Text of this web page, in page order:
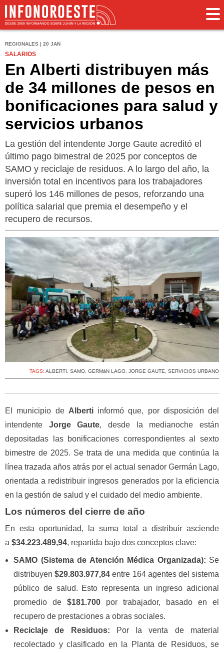
REGIONALES | 20 JAN
SALARIOS
En Alberti distribuyen más
de 34 millones de pesos en
bonificaciones para salud y
servicios urbanos
La gestión del intendente Jorge Gaute acreditó el
último pago bimestral de 2025 por conceptos de
SAMO y reciclaje de residuos. A lo largo del año, la
inversión total en incentivos para los trabajadores
superó los 146 millones de pesos, reforzando una
política salarial que premia el desempeño y el
recupero de recursos.
TAGS: ALBERTI , SAMO, GERMáN LAGO, JORGE GAUTE, SERVICIOS URBANO
El municipio de Albertiinformó que, por disposición del
intendente Jorge Gaute, desde la medianoche están
depositadas las bonificaciones correspondientes al sexto
bimestre de 2025. Se trata de una medida que continúa la
línea trazada años atrás por el actual senador Germán Lago,
orientada a redistribuir ingresos generados por la eficiencia
en la gestión de salud y el cuidado del medio ambiente.
Los números del cierre de año
En esta oportunidad, la suma total a distribuir asciende
a $34.223.489,94, repartida bajo dos conceptos clave:
SAMO (Sistema de Atención Médica Organizada): Se
distribuyen$29.803.977,84 entre 164 agentes del sistema
público de salud. Esto representa un ingreso adicional
promedio de$181.700 por trabajador, basado en el
recupero de prestaciones a obras sociales.
Reciclaje de Residuos: Por la venta de material
recolectado y clasificado en la Planta de Residuos, se